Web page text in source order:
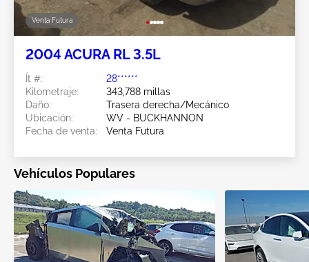
Venta Futura
2004 ACURA RL 3.5L
Ít #:
28******
Kilometraje:
343,788 millas
Daño:
Trasera derecha/Mecánico
Ubicación:
WV - BUCKHANNON
Fecha de venta:
Venta Futura
Vehículos Populares